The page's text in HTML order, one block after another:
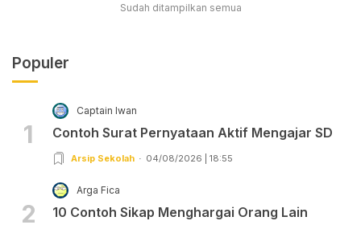
Sudah ditampilkan semua
Populer
1
Captain Iwan
Contoh Surat Pernyataan Aktif Mengajar SD
Arsip Sekolah 04/08/2026 | 18:55
2
Arga Fica
10 Contoh Sikap Menghargai Orang Lain